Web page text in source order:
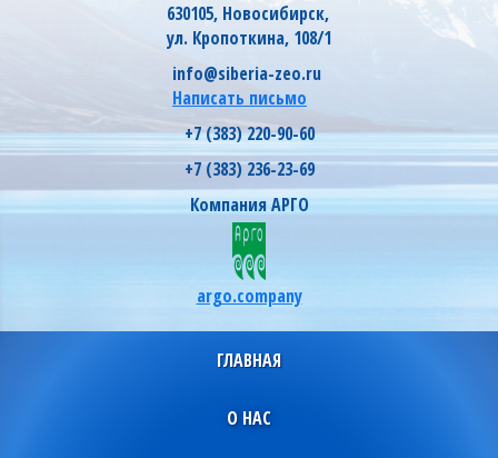
630105, Новосибирск,
ул. Кропоткина, 108/1
info@siberia-zeo.ru
Написать письмо
+7 (383) 220-90-60
+7 (383) 236-23-69
Компания АРГО
argo.company
ГЛАВНАЯ
О НАС